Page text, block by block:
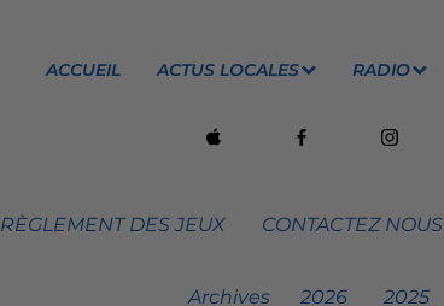
ACCUEIL ACTUS LOCALES RADIO
RÈGLEMENT DES JEUX CONTACTEZ NOUS
Archives 2026 2025